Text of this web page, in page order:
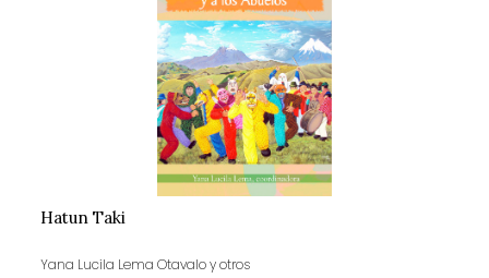
Hatun Taki
Yana Lucila Lema Otavalo y otros